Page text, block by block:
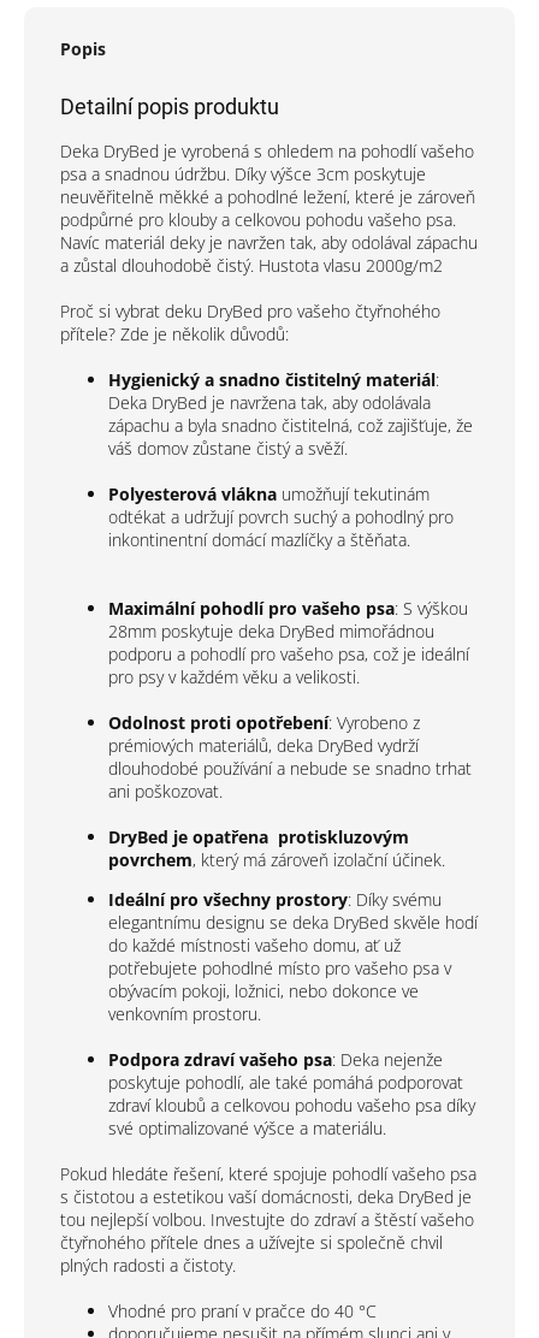
Popis
Detailní popis produktu
Deka DryBed je vyrobená s ohledem na pohodlí vašeho
psa a snadnou údržbu. Díky výšce 3cm poskytuje
neuvěřitelně měkké a pohodlné ležení, které je zároveň
podpůrné pro klouby a celkovou pohodu vašeho psa.
Navíc materiál deky je navržen tak, aby odolával zápachu
a zůstal dlouhodobě čistý. Hustota vlasu 2000g/m2
Proč si vybrat deku DryBed pro vašeho čtyřnohého
přítele? Zde je několik důvodů:
Hygienický a snadno čistitelný materiál:
Deka DryBed je navržena tak, aby odolávala
zápachu a byla snadno čistitelná, což zajišťuje, že
váš domov zůstane čistý a svěží.
Polyesterová vlákna umožňují tekutinám
odtékat a udržují povrch suchý a pohodlný pro
inkontinentní domácí mazlíčky a štěňata.
Maximální pohodlí pro vašeho psa: S výškou
28mm poskytuje deka DryBed mimořádnou
podporu a pohodlí pro vašeho psa, což je ideální
pro psy v každém věku a velikosti.
Odolnost proti opotřebení: Vyrobeno z
prémiových materiálů, deka DryBed vydrží
dlouhodobé používání a nebude se snadno trhat
ani poškozovat.
DryBed je opatřena protiskluzovým
povrchem, který má zároveň izolační účinek.
Ideální pro všechny prostory: Díky svému
elegantnímu designu se deka DryBed skvěle hodí
do každé místnosti vašeho domu, ať už
potřebujete pohodlné místo pro vašeho psa v
obývacím pokoji, ložnici, nebo dokonce ve
venkovním prostoru.
Podpora zdraví vašeho psa: Deka nejenže
poskytuje pohodlí, ale také pomáhá podporovat
zdraví kloubů a celkovou pohodu vašeho psa díky
své optimalizované výšce a materiálu.
Pokud hledáte řešení, které spojuje pohodlí vašeho psa
s čistotou a estetikou vaší domácnosti, deka DryBed je
tou nejlepší volbou. Investujte do zdraví a štěstí vašeho
čtyřnohého přítele dnes a užívejte si společně chvil
plných radosti a čistoty.
Vhodné pro praní v pračce do 40 °C